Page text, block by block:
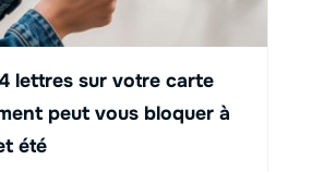
lettres sur votre carte
peut vous bloquer à
été